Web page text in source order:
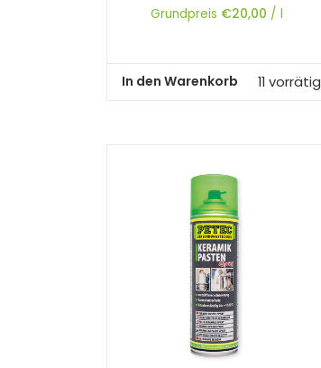
Grundpreis €20,00 / l
In den Warenkorb 11 vorrätig